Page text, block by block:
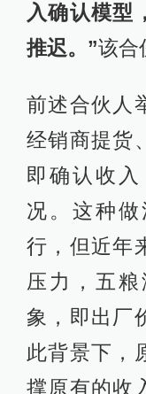
入确认模型
推迟。”该合
前述合伙人
经销商提货
即确认收
况。这种
行，但近年
压力，五
象，即出厂
此背景下，
撑原有的收